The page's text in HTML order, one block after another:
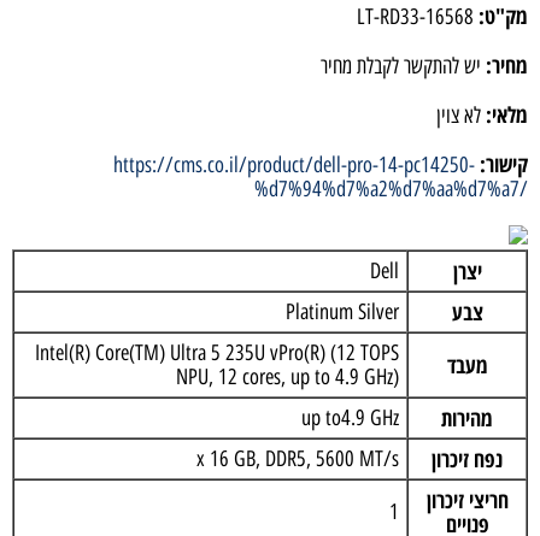
מק"ט: LT-RD33-16568
מחיר: יש להתקשר לקבלת מחיר
מלאי: לא צוין
קישור: https://cms.co.il/product/dell-pro-14-pc14250-
%d7%94%d7%a2%d7%aa%d7%a7/
יצרן Dell
צבע Platinum Silver
מעבד
Intel(R) Core(TM) Ultra 5 235U vPro(R) (12 TOPS
NPU, 12 cores, up to 4.9 GHz)
מהירות up to4.9 GHz
נפח זיכרון x 16 GB, DDR5, 5600 MT/s
חריצי זיכרון
פנויים
1